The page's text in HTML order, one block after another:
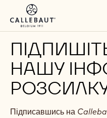
Skip to main content
НАШУ
Підписавшись на